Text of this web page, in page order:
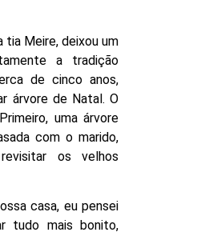
tia Meire, deixou um
a tradição
de cinco anos,
árvore de Natal. O
uma árvore
com o marido,
os velhos
casa, eu pensei
tudo mais bonito,